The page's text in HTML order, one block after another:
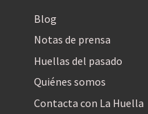
Blog
Notas de prensa
Huellas del pasado
Quiénes somos
Contacta con La Huella